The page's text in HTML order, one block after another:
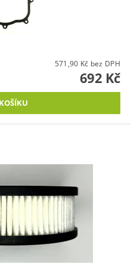
571,90 Kč bez DPH
692 Kč